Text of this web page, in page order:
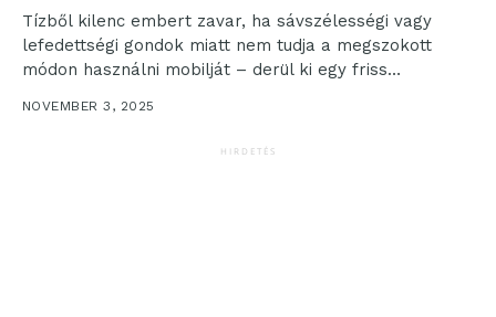
Tízből kilenc embert zavar, ha sávszélességi vagy
lefedettségi gondok miatt nem tudja a megszokott
módon használni mobilját – derül ki egy friss
NOVEMBER 3, 2025
HIRDETÉS